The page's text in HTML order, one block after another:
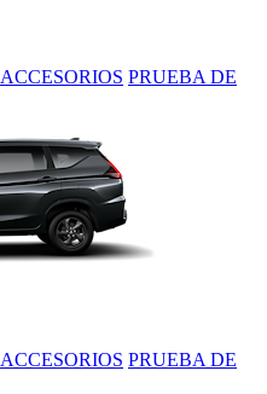
ACCESORIOS PRUEBA DE
ACCESORIOS PRUEBA DE